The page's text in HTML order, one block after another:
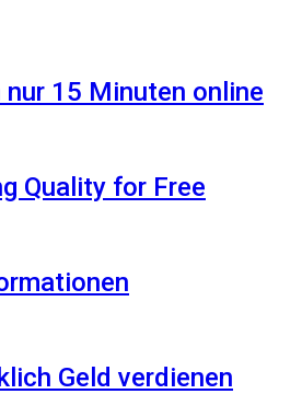
15 Minuten online
Quality for Free
Geld verdienen